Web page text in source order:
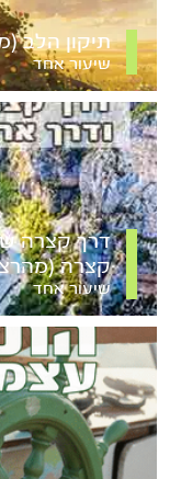
תיקון הלב
שיעור אחד
דרך קצרה
קצרה
שיעור אחד